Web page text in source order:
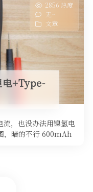
2856 热度
无~
文章
电+Type-
，也没办法用镍氢电
，暗的不行 600mAh